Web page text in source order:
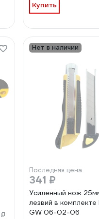
Купить
Нет в наличии
Последняя цена
341 ₽
Усиленный нож
лезвий в
GW 06-02-06